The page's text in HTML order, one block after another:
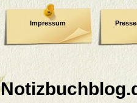
Impressum
Datenschutzerklärung